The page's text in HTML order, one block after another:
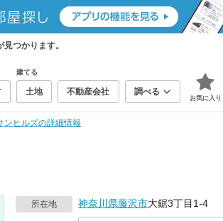
つかります。
建てる
土地 不動産会社 調べる
お気に入り
ンヒルズの詳細情報
所在地 神奈川県藤沢市大鋸3丁目1-4